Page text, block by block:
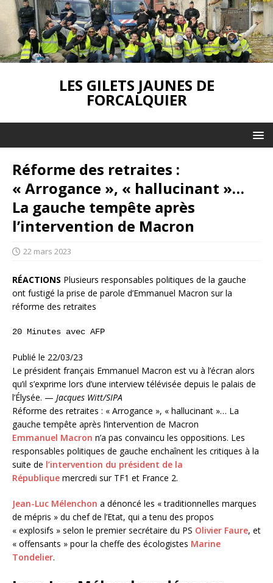
LES GILETS JAUNES DE
FORCALQUIER
Réforme des retraites :
« Arrogance », « hallucinant »…
La gauche tempête après
l’intervention de Macron
22 mars 2023
RÉACTIONS Plusieurs responsables politiques de la gauche
ont fustigé la prise de parole d’Emmanuel Macron sur la
réforme des retraites
20 Minutes avec AFP
Publié le 22/03/23
Le président français Emmanuel Macron est vu à l’écran alors
qu’il s’exprime lors d’une interview télévisée depuis le palais de
l’Élysée. — Jacques Witt/SIPA
Réforme des retraites : « Arrogance », « hallucinant »… La
gauche tempête après l’intervention de Macron
Emmanuel Macron n’a pas convaincu les oppositions. Les
responsables politiques de gauche enchaînent les critiques à la
suite de l’intervention du président de la
République mercredi sur TF1 et France 2.
Jean-Luc Mélenchon a dénoncé les « traditionnelles marques
de mépris » du chef de l’Etat, qui a tenu des propos
« explosifs » selon le premier secrétaire du PS Olivier Faure, et
« offensants » pour la cheffe des écologistes Marine
Tondelier.